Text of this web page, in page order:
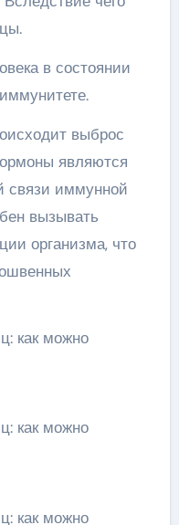
в состоянии
выброс
являются
связи иммунной
вызывать
организма, что